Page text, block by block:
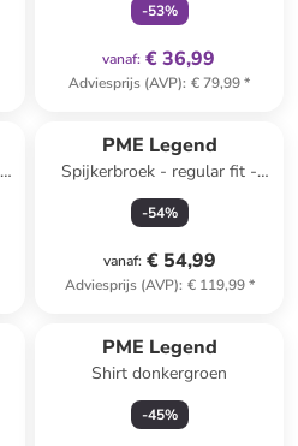
-53%
vanaf: € 36,99
Adviesprijs (AVP): € 79,99*
PME Legend
Spijkerbroek - regular fit -
beige
-54%
vanaf: € 54,99
Adviesprijs (AVP): € 119,99*
PME Legend
Shirt donkergroen
-45%